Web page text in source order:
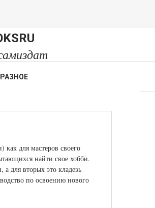
РАЗНОЕ
как для мастеров своего
найти свое хобби.
для вторых это кладезь
по освоению нового